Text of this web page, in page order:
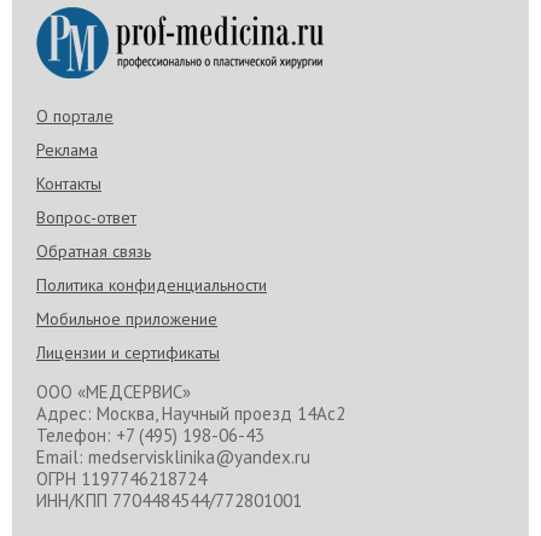
О портале
Реклама
Контакты
Вопрос-ответ
Обратная связь
Политика конфиденциальности
Мобильное приложение
Лицензии и сертификаты
ООО «МЕДСЕРВИС»
Адрес: Москва, Научный проезд 14Ас2
Телефон: +7 (495) 198-06-43
Email: medservisklinika@yandex.ru
ОГРН 1197746218724
ИНН/КПП 7704484544/772801001